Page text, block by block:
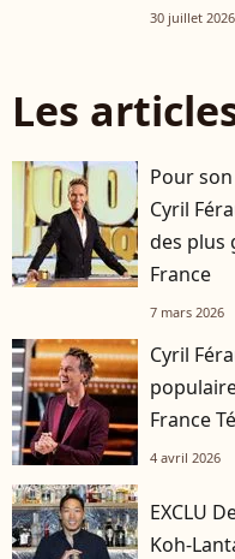
30 juillet 2026
Les
Pour
Cyril
des plus
France
7 mars 2026
Cyril
France
4 avril 2026
EXCLU
Koh-